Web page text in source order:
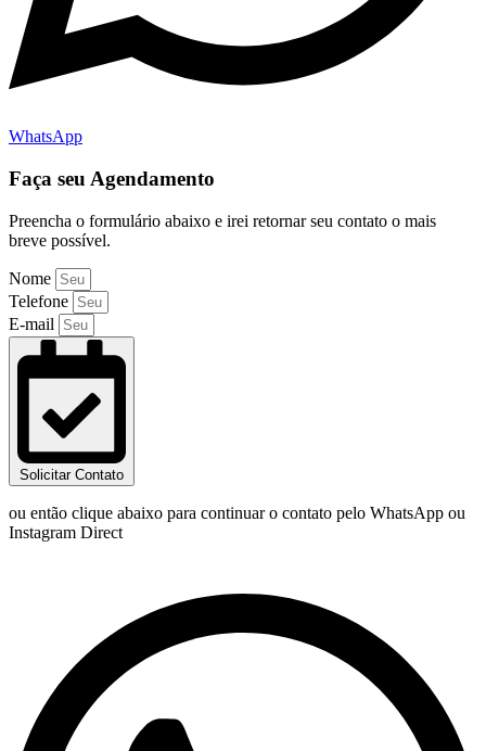
WhatsApp
Faça seu Agendamento
Preencha o formulário abaixo e irei retornar seu contato o mais
breve possível.
Nome
Telefone
E-mail
Solicitar Contato
ou então clique abaixo para continuar o contato pelo WhatsApp ou
Instagram Direct